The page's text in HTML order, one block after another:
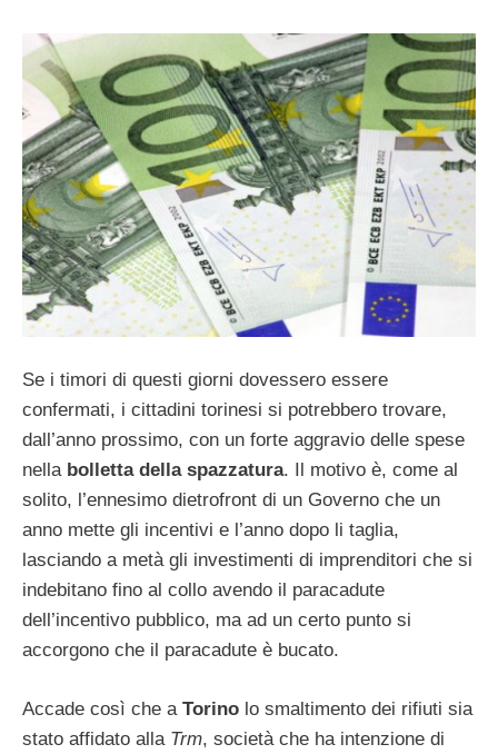
Se i timori di questi giorni dovessero essere
confermati, i cittadini torinesi si potrebbero trovare,
dall’anno prossimo, con un forte aggravio delle spese
nella bolletta della spazzatura. Il motivo è, come al
solito, l’ennesimo dietrofront di un Governo che un
anno mette gli incentivi e l’anno dopo li taglia,
lasciando a metà gli investimenti di imprenditori che si
indebitano fino al collo avendo il paracadute
dell’incentivo pubblico, ma ad un certo punto si
accorgono che il paracadute è bucato.
Accade così che a Torino lo smaltimento dei rifiuti sia
stato affidato alla Trm, società che ha intenzione di